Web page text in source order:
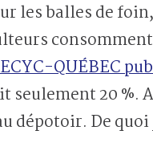
les balles de
QUÉBEC
seulement 20
dépotoir. De